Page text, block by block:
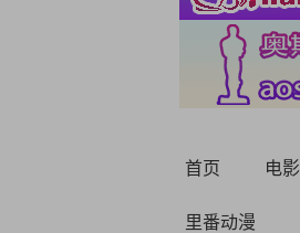
首页 电影
里番动漫